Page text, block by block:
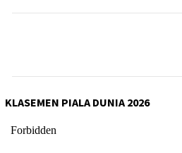
KLASEMEN PIALA DUNIA 2026